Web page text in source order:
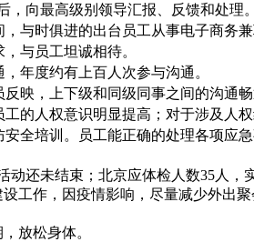
向最高级别领导汇报、反馈和处理。
与时俱进的出台员工从事电子商务兼
与员工坦诚相待。
年度约有上百人次参与沟通。
映，上下级和同级同事之间的沟通畅
的人权意识明显提高；对于涉及人
全培训。员工能正确的处理各项应急
还未结束；北京应体检人数35人，
工作，因疫情影响，尽量减少外出聚
放松身体。